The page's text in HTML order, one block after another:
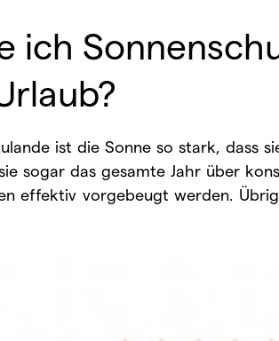
ich
ist die Sonne so stark, dass
sogar das gesamte Jahr über
effektiv vorgebeugt werden.